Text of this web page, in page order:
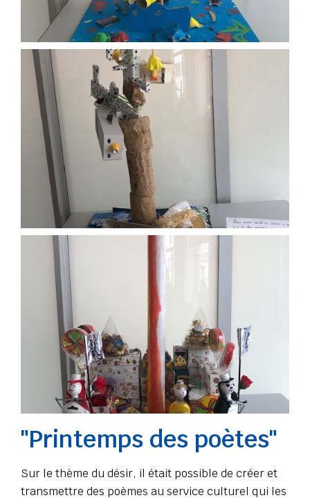
"Printemps des poètes"
Sur le thème du désir, il était possible de créer et
transmettre des poèmes au service culturel qui les